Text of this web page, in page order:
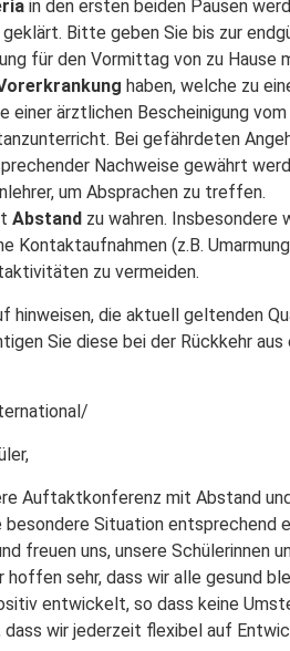
in den ersten beiden Pausen
Bitte geben Sie bis zur
für den Vormittag von zu Hause
haben, welche zu
einer ärztlichen Bescheinigung
Bei gefährdeten
Nachweise gewährt
um Absprachen zu treffen.
Abstand zu wahren. Insbesondere
Kontaktaufnahmen (z.B.
zu vermeiden.
hinweisen, die aktuell geltenden
Sie diese bei der Rückkehr aus
Auftaktkonferenz mit Abstand
Situation entsprechend
freuen uns, unsere Schülerinnen
sehr, dass wir alle gesund
entwickelt, so dass keine
wir jederzeit flexibel auf